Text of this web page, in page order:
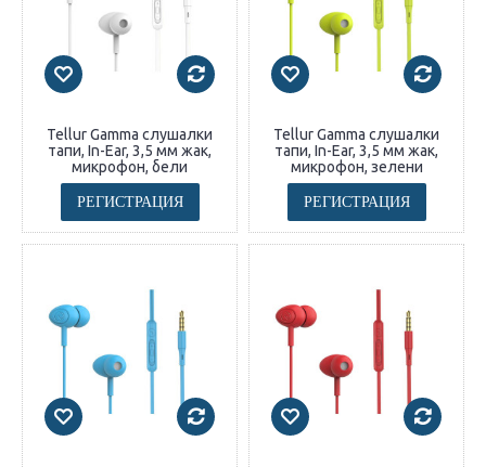
Tellur Gamma слушалки
тапи, In-Ear, 3,5 мм жак,
микрофон, бели
РЕГИСТРАЦИЯ
Tellur Gamma слушалки
тапи, In-Ear, 3,5 мм жак,
микрофон, зелени
РЕГИСТРАЦИЯ